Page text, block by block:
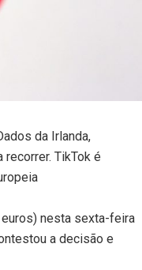
da Irlanda,
TikTok é
euros) nesta sexta-feira
a decisão e